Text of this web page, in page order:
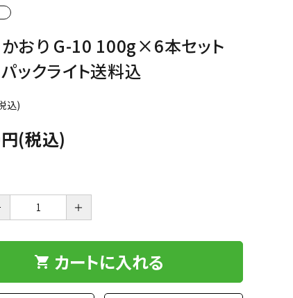
かおり G-10 100g×6本セット
ックライト送料込
込)
(税込)
＋
shopping_cart カートに入れる